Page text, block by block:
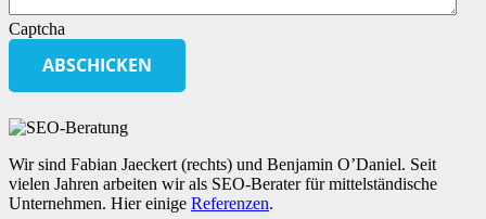
Captcha
Wir sind Fabian Jaeckert (rechts) und Benjamin O’Daniel. Seit
vielen Jahren arbeiten wir als SEO-Berater für mittelständische
Unternehmen. Hier einige Referenzen.